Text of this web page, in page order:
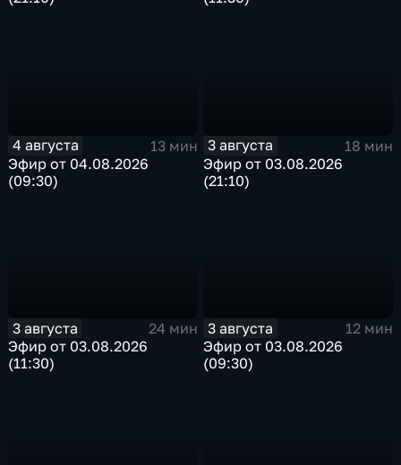
4 августа
13 мин
Эфир от 04.08.2026
(09:30)
3 августа
18 мин
Эфир от 03.08.2026
(21:10)
3 августа
24 мин
Эфир от 03.08.2026
(11:30)
3 августа
12 мин
Эфир от 03.08.2026
(09:30)